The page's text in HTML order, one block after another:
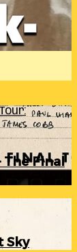
The Final
Sky